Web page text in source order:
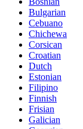
Bulgarian
Cebuano
Chichewa
Corsican
Croatian
Dutch
Estonian
Filipino
Finnish
Frisian
Galician